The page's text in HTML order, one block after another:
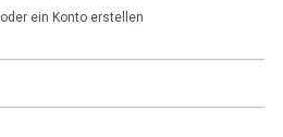
ein Konto erstellen